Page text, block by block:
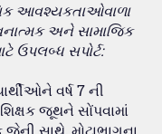
આવશ્યકતાઓવાળા
અને સામાજિક
ઉપલબ્ધ સપોર્ટ:
વર્ષ 7 ની
જૂથને સોંપવામાં
સાથે, મોટાભાગના